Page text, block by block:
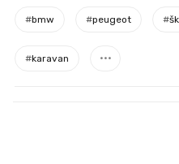
#bmw #peugeot #
#karavan